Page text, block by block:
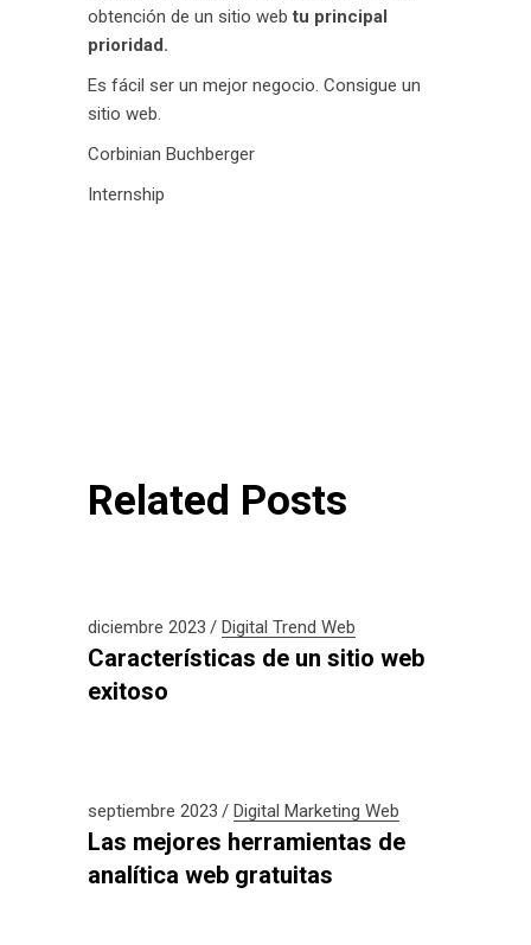
obtención de un sitio webtu principal
prioridad.
Es fácil ser un mejor negocio. Consigue un
sitio web.
Corbinian Buchberger
Internship
Related Posts
diciembre 2023 Digital Trend Web
Características de un sitio web
exitoso
septiembre 2023 Digital Marketing Web
Las mejores herramientas de
analítica web gratuitas